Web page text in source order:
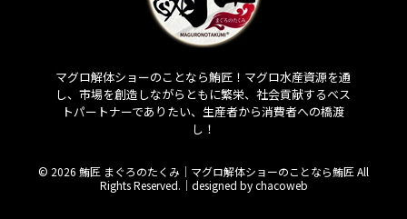
マグロ解体ショーのことなら鮪匠！マグロ水産資源を通
し、市場を創造しながらともに繁栄、社会貢献するベス
トパートナーでありたい、生産者から消費者への橋渡
し！
© 2026 鮪匠 まぐろのたくみ｜マグロ解体ショーのことなら鮪匠 All
Rights Reserved.｜ designed by chacoweb